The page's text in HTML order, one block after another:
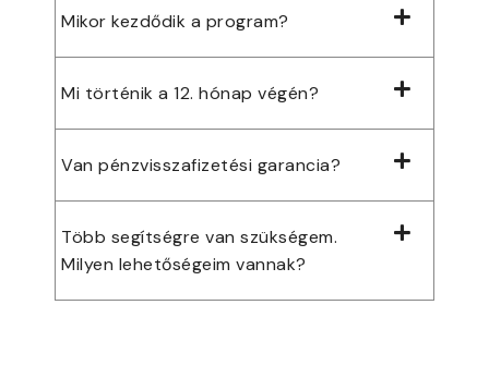
Mikor kezdődik a program?
Mi történik a 12. hónap végén?
Van pénzvisszafizetési garancia?
Több segítségre van szükségem.
Milyen lehetőségeim vannak?